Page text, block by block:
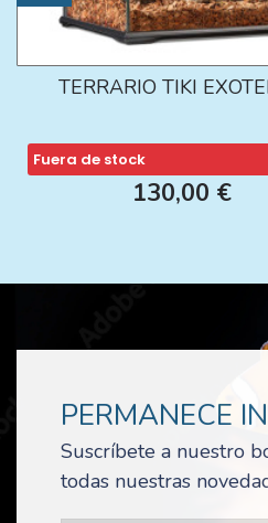
TERRARIO TIKI
Fuera de stock
130,00 €
PERMANECE
Suscríbete a nuestro
todas nuestras